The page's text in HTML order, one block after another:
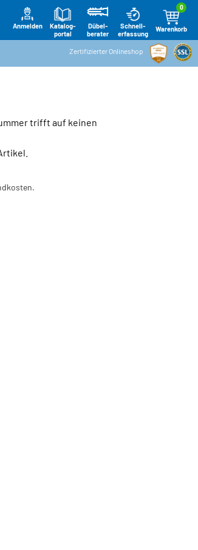
Warenkorb
0
Schnell-
erfassung
Dübel-
berater
Katalog-
portal
Anmelden
Zertifizierter Onlineshop
trifft auf keinen